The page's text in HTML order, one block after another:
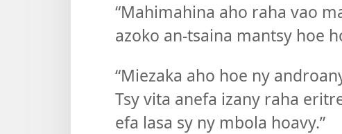
“Mahimahina aho raha vao
azoko an-tsaina mantsy hoe
“Miezaka aho hoe ny
Tsy vita anefa izany raha
efa lasa sy ny mbola hoavy.”